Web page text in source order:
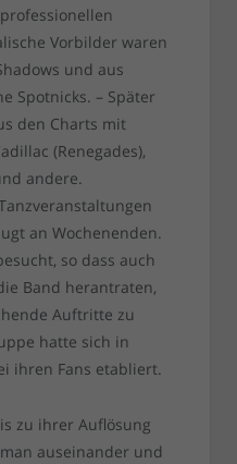
Vorbilder waren
und aus
Spotnicks. – Später
den Charts mit
(Renegades),
andere.
an Wochenenden.
so dass auch
Band herantraten,
Auftritte zu
hatte sich in
ihren Fans etabliert.
zu ihrer Auflösung
auseinander und